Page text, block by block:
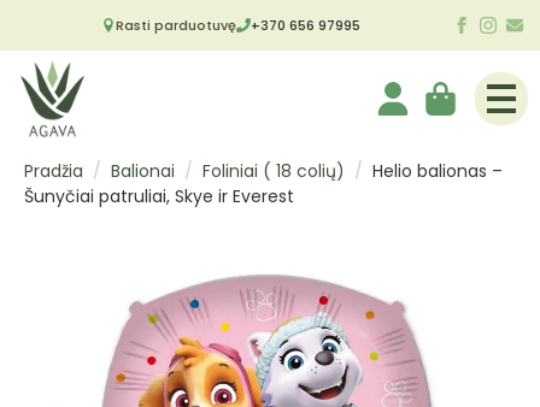
Rasti parduotuvę +370 656 97995
Pradžia Balionai Foliniai ( 18 colių)
Helio balionas –
Šunyčiai patruliai, Skye ir Everest